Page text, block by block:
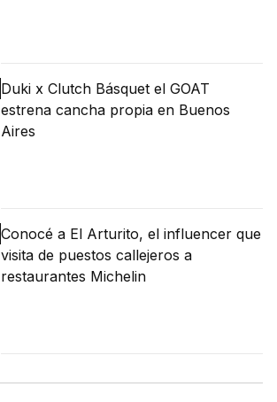
Duki x Clutch Básquet el GOAT
estrena cancha propia en Buenos
Aires
Conocé a El Arturito, el influencer que
visita de puestos callejeros a
restaurantes Michelin